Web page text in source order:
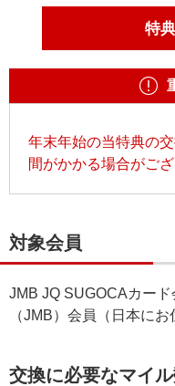
特
年末年始の当特典の
間がかかる場合がござ
対象会員
JMB JQ SUGOCAカー
（JMB）会員（日本にお
交換に必要なマイ